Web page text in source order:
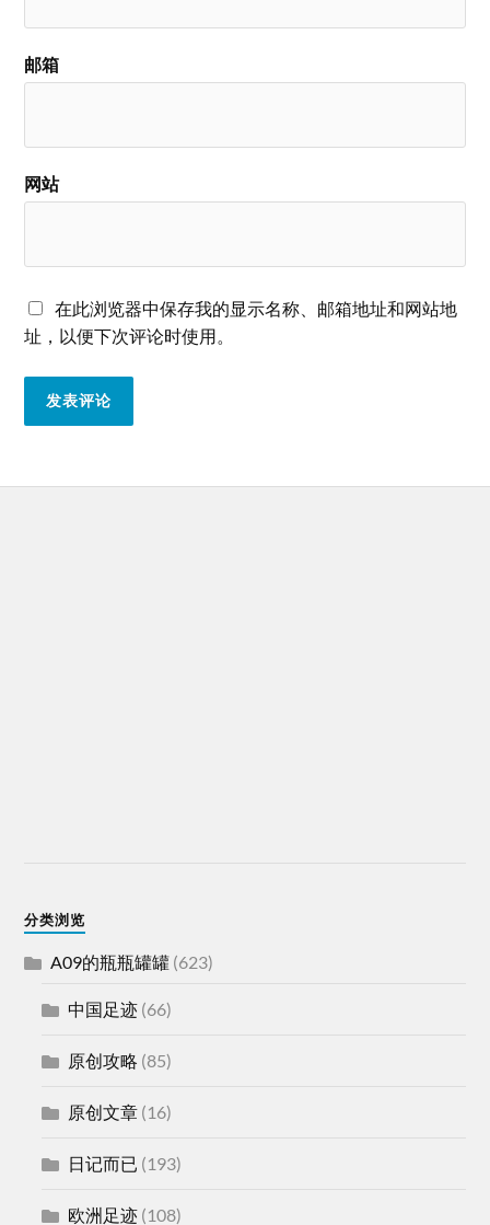
邮箱
网站
在此浏览器中保存我的显示名称、邮箱地址和网站地
址，以便下次评论时使用。
分类浏览
A09的瓶瓶罐罐 (623)
中国足迹 (66)
原创攻略 (85)
原创文章 (16)
日记而已 (193)
欧洲足迹 (108)